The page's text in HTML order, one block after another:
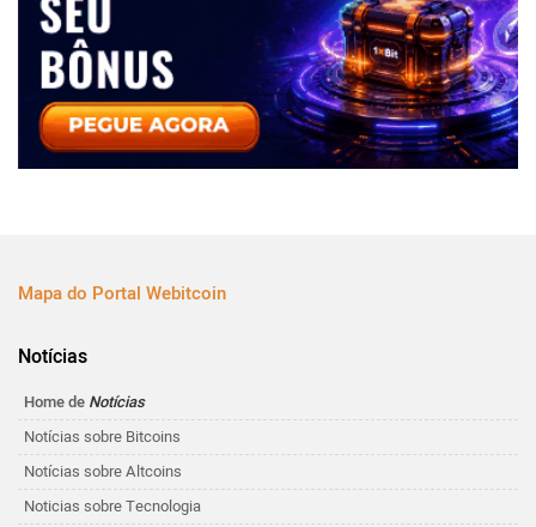
Mapa do Portal Webitcoin
Notícias
Home de Notícias
Notícias sobre Bitcoins
Notícias sobre Altcoins
Noticias sobre Tecnologia